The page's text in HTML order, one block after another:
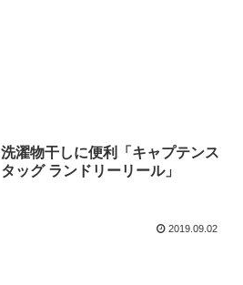
洗濯物干しに便利「キャプテンス
タッグ ランドリーリール」
2019.09.02